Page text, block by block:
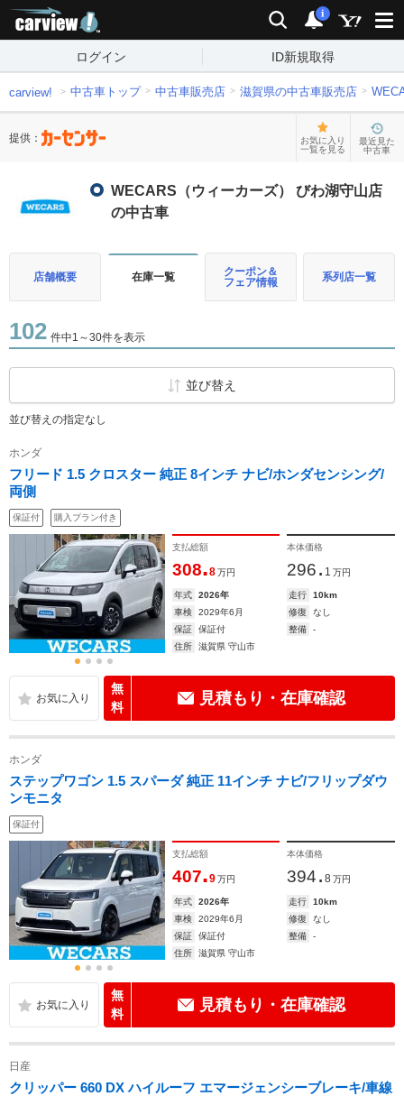
検索 通知
i
ログイン ID新規取得
carview! 中古車トップ 中古車販売店 滋賀県の中古車販売店
提供：
お気に入り
一覧を見る
最近見た
中古車
WECARS（ウィーカーズ） びわ湖守山店
の中古車
店舗概要 在庫一覧
クーポン＆
フェア情報
系列店一覧
102 件中1～30件を表示
並び替え
並び替えの指定なし
ホンダ
フリード 1.5 クロスター 純正 8インチ ナビ/ホンダセンシング/
両側
保証付 購入プラン付き
支払総額
308.8 万円
本体価格
296. 1 万円
年式 2026年 走行
10km
車検
2029年6月 修復
なし
保証
保証付 整備
-
住所
滋賀県 守山市
無
料
見積もり・在庫確認
ホンダ
ステップワゴン 1.5 スパーダ 純正 11インチ ナビ/フリップダウ
ンモニタ
保証付
支払総額
407.9 万円
本体価格
394. 8 万円
年式 2026年 走行
10km
車検
2029年6月 修復
なし
保証
保証付 整備
-
住所
滋賀県 守山市
無
料
見積もり・在庫確認
日産
クリッパー 660 DX ハイルーフ エマージェンシーブレーキ/車線